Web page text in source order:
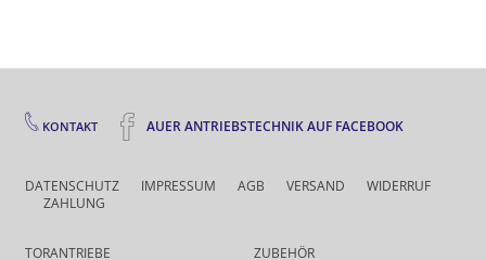
KONTAKT AUER ANTRIEBSTECHNIK AUF FACEBOOK
DATENSCHUTZ IMPRESSUM AGB VERSAND
WIDERRUF
ZAHLUNG
TORANTRIEBE
ZUBEHÖR